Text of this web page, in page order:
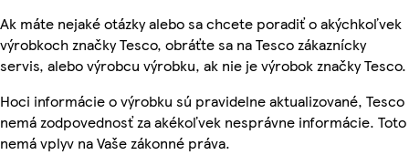
Ak máte nejaké otázky alebo sa chcete poradiť o akýchkoľvek
výrobkoch značky Tesco, obráťte sa na Tesco zákaznícky
servis, alebo výrobcu výrobku, ak nie je výrobok značky Tesco.
Hoci informácie o výrobku sú pravidelne aktualizované, Tesco
nemá zodpovednosť za akékoľvek nesprávne informácie. Toto
nemá vplyv na Vaše zákonné práva.